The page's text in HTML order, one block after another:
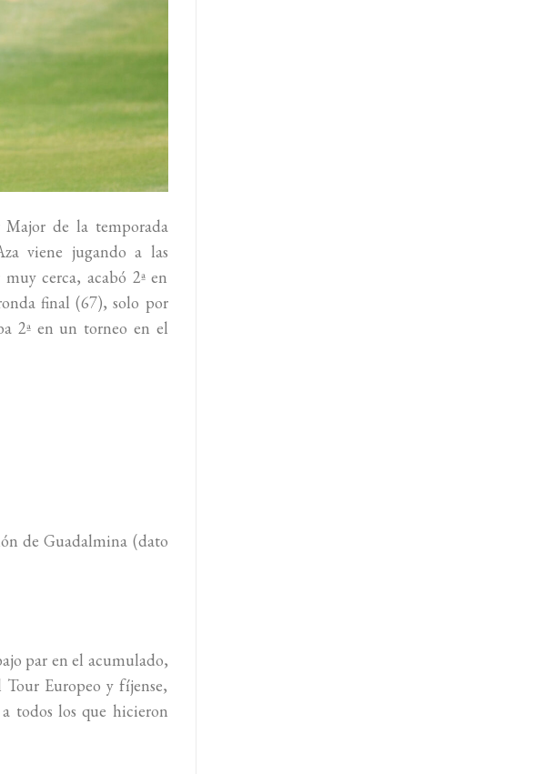
Major de la temporada
viene jugando a las
cerca, acabó 2ª en
final (67), solo por
2ª en un torneo en el
de Guadalmina (dato
par en el acumulado,
Europeo y fíjense,
todos los que hicieron